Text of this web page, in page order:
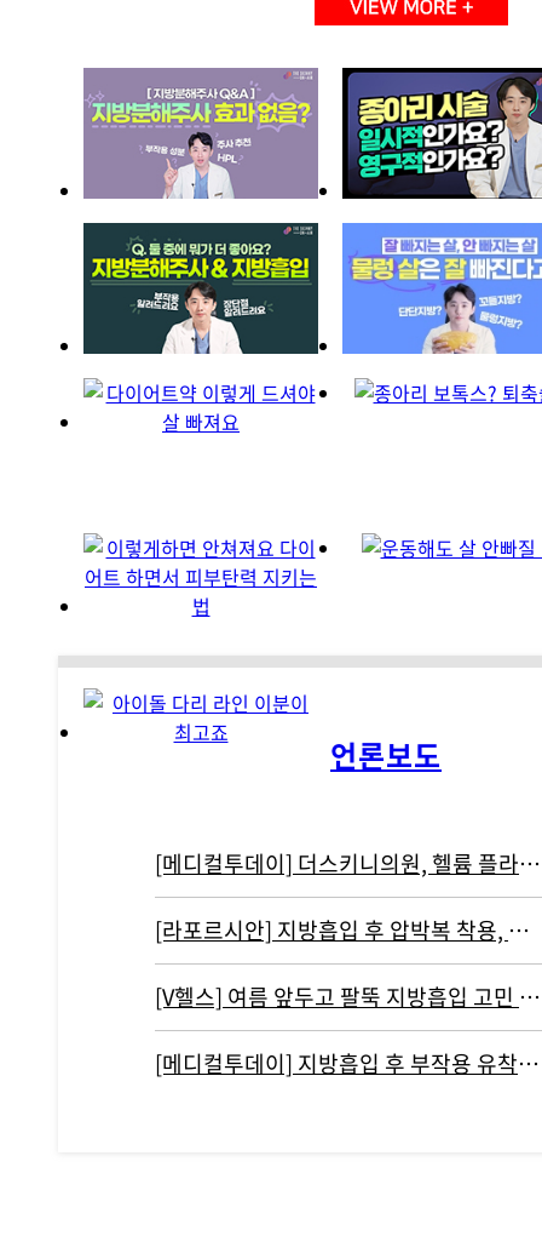
언론보도
[메디컬투데이] 더스키니의원, 헬륨 플라즈마 기반 리뉴비온 도입
[라포르시안] 지방흡입 후 압박복 착용, 결과에 영향 주지 않아...통증…
[V헬스] 여름 앞두고 팔뚝 지방흡입 고민 중이라면 '이것' 주의해야
[메디컬투데이] 지방흡입 후 부작용 유착현상인 ‘바이오본드’ 개선하려면?